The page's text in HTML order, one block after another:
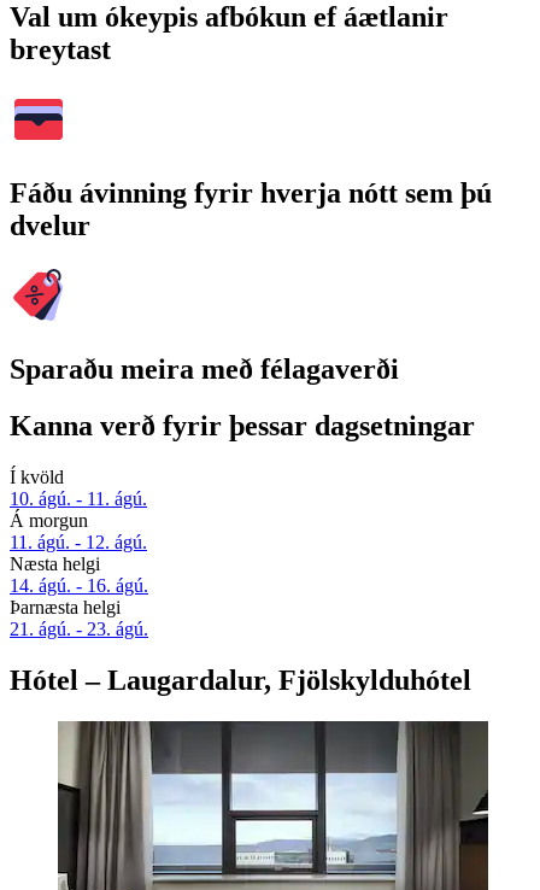
Val um ókeypis afbókun ef áætlanir
breytast
Fáðu ávinning fyrir hverja nótt sem þú
dvelur
Sparaðu meira með félagaverði
Kanna verð fyrir þessar dagsetningar
Í kvöld
10. ágú. - 11. ágú.
Á morgun
11. ágú. - 12. ágú.
Næsta helgi
14. ágú. - 16. ágú.
Þarnæsta helgi
21. ágú. - 23. ágú.
Hótel – Laugardalur, Fjölskylduhótel